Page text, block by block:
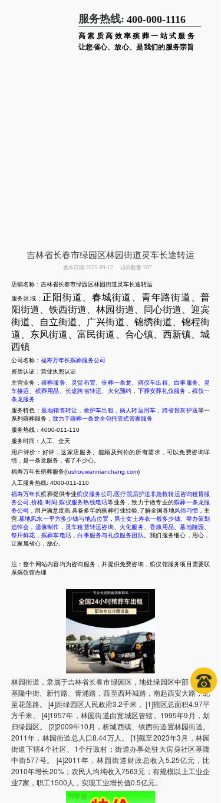
服务热线: 400-000-1116
高素质高效率殡葬一站式服务
让您省心、放心、是我们的服务宗旨
吉林省长春市绿园区林园街道灵车长途转运
发布日期:2025-09-12 访问数量:287
店铺名称：吉林省长春市绿园区林园街道灵车长途转运
服务区域： 正阳街道、春城街道、青年路街道、普
阳街道、铁西街道、林园街道、同心街道、迎宾
街道、自立街道、广兴街道、锦绣街道、锦程街
道、东风街道、富民街道、合心镇、西新镇、城
西镇
公司名称： 福寿万年长殡葬服务公司
资质认证：营业执照认证
主营业务： 殡葬服务、 灵堂布置 、丧葬一条龙 殡仪车出租 、白事服务
灵
车接运
殡葬用品 长途跨省转运 火化预约 ， 下葬安葬礼仪服务 ， 殡仪一
条龙服务
服务特色： 墓地销售转让 ， 救护车出租 ， 病人转运用车 ， 跨省骨灰护送等一
系列殡葬服务， 致力于殡葬一条龙全包托管式管家服务
服务热线：4000-011-110
服务时间：人工、全天
用户评价：好评，这家店服务、能顾及到你的所有需求，可以免费咨询详
情，是一条龙服务，省了不少心。
福寿万年长殡葬服务(fushouwannianchang.com)
人工服务热线: 4000-011-110
福寿万年长殡葬提供专业殡仪服务公司 医疗院后护送非急救转运咨询租赁服
务公司 价格 时间 殡仪服务热线电话等业务，致力于做专业的殡葬一条龙服
务公司
，用户满意度高,具备多年的殡葬行业经验,了解全国各地风俗习惯 ，主
营:墓地风水一平方多少钱与地点位置 ， 男士女士寿衣一般多少钱、 举办策划
追悼会 ， 遗像制作 ， 灵车租赁转运咨询、 火化服务、香烛用品 、墓地陵园
祭拜鲜花 ， 殡葬车电话 ，白事服务与礼仪服务团队
。我们服务细心，用心，
让家属省心，放心。
注：整个网站内容均为咨询服务，并提供免费咨询，殡仪馆服务项目需要联
系殡仪馆办理
林园街道，隶属于吉林省长春市绿园区，地处绿园区中部，东起
基隆中街、新竹路、青浦路，西至西环城路，南起西安大路，北
至花莲路。 [4]距绿园区人民政府3.2千米， [1]辖区总面积4.97平
方千米。 [4]1957年，林园街道由宽城区管辖。1995年9月，划
归绿园区。 [2]2009年10月，析城西镇、铁西街道置林园街道。
2011年，林园街道总人口8.44万人。 [1]截至2023年3月，林园
街道下辖4个社区、1个行政村；街道办事处驻大房身社区基隆
中街577号。 [4]2011年，林园街道财政总收入5.25亿元，比
2010年增长20%；农民人均纯收入7563元；有规模以上工业企
业7家，职工1500人，实现工业增长值0.5亿元。